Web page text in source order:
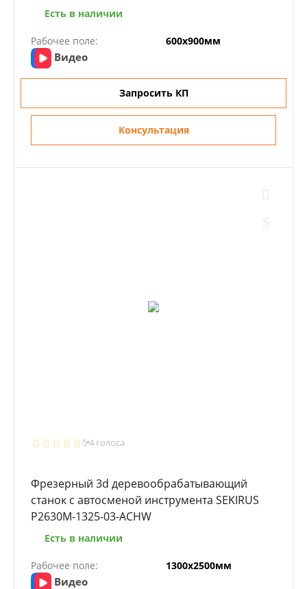
Есть в наличии
Рабочее поле: 600х900мм
Видео
Запросить КП
Консультация
54 голоса
Фрезерный 3d деревообрабатывающий
станок с автосменой инструмента SEKIRUS
P2630M-1325-03-ACHW
Есть в наличии
Рабочее поле: 1300х2500мм
Видео